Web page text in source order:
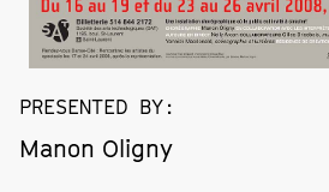
PRESENTED BY :
Manon Oligny